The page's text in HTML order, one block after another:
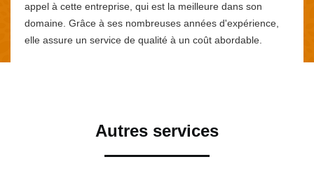
appel à cette entreprise, qui est la meilleure dans son
domaine. Grâce à ses nombreuses années d'expérience,
elle assure un service de qualité à un coût abordable.
Autres services